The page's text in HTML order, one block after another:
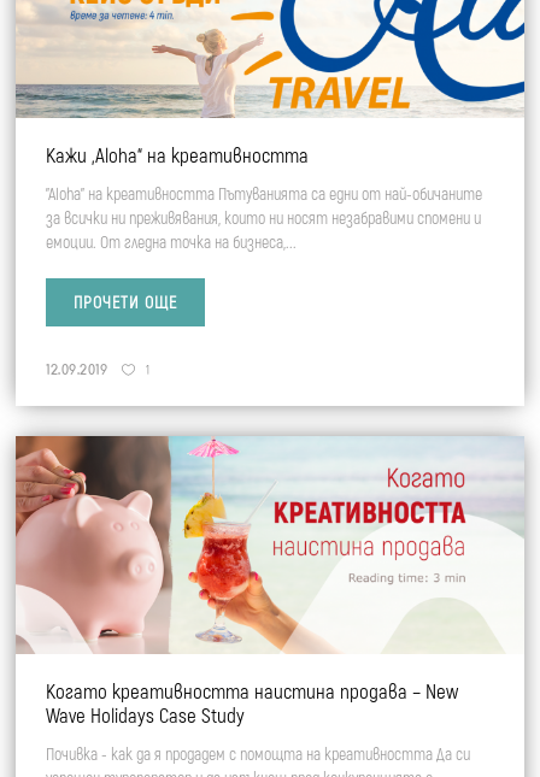
Кажи „Aloha“ на креативността
"Aloha" на креативността Пътуванията са едни от най-обичаните
за всички ни преживявания, които ни носят незабравими спомени и
емоции. От гледна точка на бизнеса,...
ПРОЧЕТИ ОЩЕ
12.09.2019 1
Когато креативността наистина продава – New
Wave Holidays Case Study
Почивка - как да я продадем с помощта на креативността Да си